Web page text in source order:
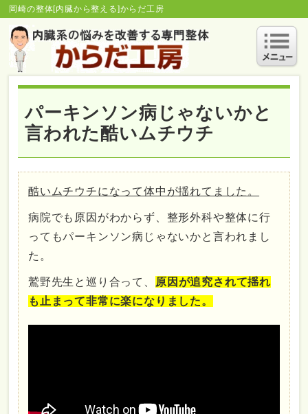
岡崎の整体[内臓から整える]からだ工房
パーキンソン病じゃないかと
言われた酷いムチウチ
酷いムチウチになって体中が揺れてました。
病院でも原因がわからず、整形外科や整体に行
ってもパーキンソン病じゃないかと言われまし
た。
鷲野先生と巡り合って、
原因が追究されて揺れ
も止まって非常に楽になりました。